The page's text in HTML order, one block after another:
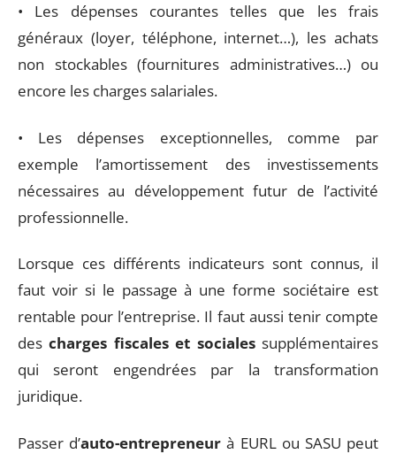
• Les dépenses courantes telles que les frais
généraux (loyer, téléphone, internet…), les achats
non stockables (fournitures administratives…) ou
encore les charges salariales.
• Les dépenses exceptionnelles, comme par
exemple l’amortissement des investissements
nécessaires au développement futur de l’activité
professionnelle.
Lorsque ces différents indicateurs sont connus, il
faut voir si le passage à une forme sociétaire est
rentable pour l’entreprise. Il faut aussi tenir compte
descharges fiscales et socialessupplémentaires
qui seront engendrées par la transformation
juridique.
Passer d’auto-entrepreneur à EURL ou SASU peut